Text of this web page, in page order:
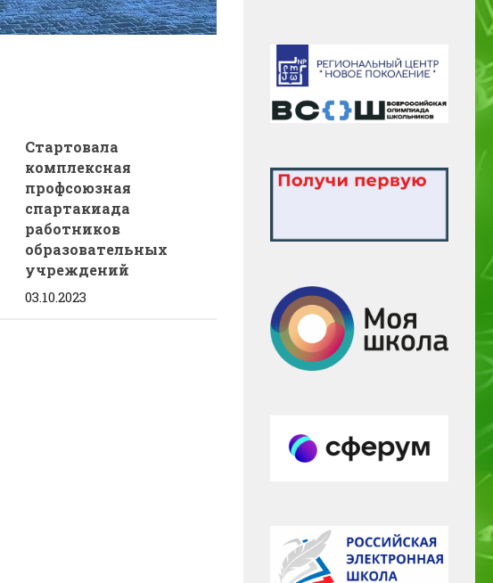
Стартовала
комплексная
профсоюзная
спартакиада
работников
образовательных
учреждений
03.10.2023